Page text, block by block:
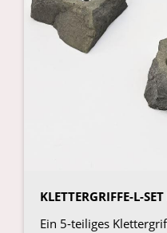
KLETTERGRIFFE-L-
Ein 5-teiliges